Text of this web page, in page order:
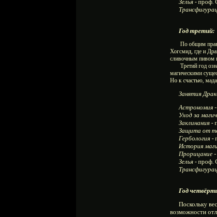
Зелья - проф.
Год третий:
По общим
Хогсмид, где и
сливочным пивом
Третий год
магическими
Но к счастью,
Занятия
Астрономия
Уход за
Заклинания -
Защита от
Гербология -
История
Прорицание
Зелья - проф.
Год
Поскольку
возможности